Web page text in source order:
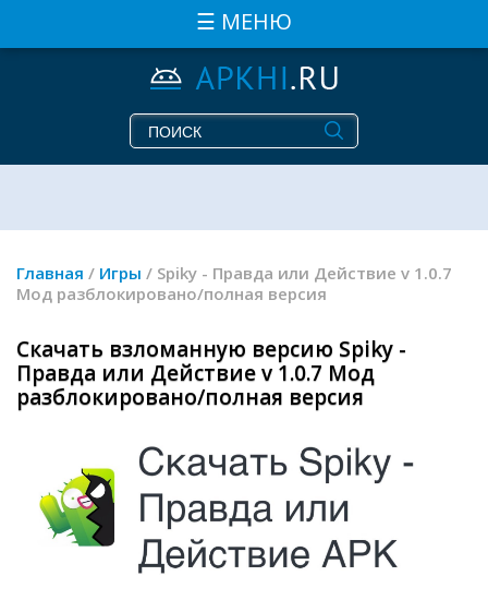
☰ МЕНЮ
Главная / Игры / Spiky - Правда или Действие v 1.0.7
Мод разблокировано/полная версия
Скачать взломанную версию Spiky -
Правда или Действие v 1.0.7 Мод
разблокировано/полная версия